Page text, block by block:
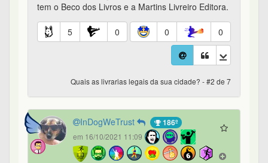
tem o Beco dos Livros e a Martins Livreiro Editora.
5 0 0 0
Quais as livrarias legais da sua cidade? - #2 de 7
InDogWeTrust 186º
em 16/10/2021 11:09